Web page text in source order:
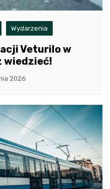
Wydarzenia
Veturilo w
wiedzieć!
2026